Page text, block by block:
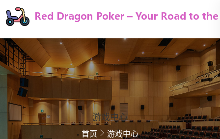
游戏中心
首页 游戏中心